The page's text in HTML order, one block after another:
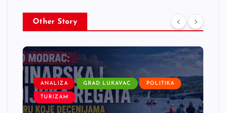
Other Story
ANALIZA GRAD LUKAVAC POLITIKA
TURIZAM